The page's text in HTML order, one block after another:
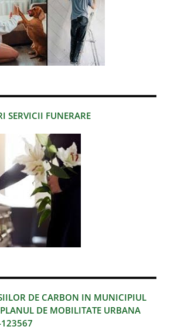
SERVICII FUNERARE
DE CARBON IN MUNICIPIUL
DE MOBILITATE URBANA
123567